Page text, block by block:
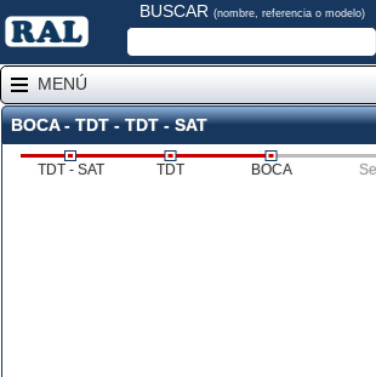
BUSCAR (nombre, referencia o modelo)
MENÚ
BOCA - TDT - TDT - SAT
TDT - SAT TDT BOCA